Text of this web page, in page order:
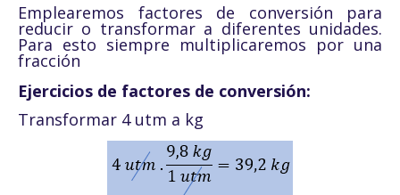
Emplearemos factores de conversión para
reducir o transformar a diferentes unidades.
Para esto siempre multiplicaremos por una
fracción
Ejercicios de factores de conversión:
Transformar 4 utm a kg